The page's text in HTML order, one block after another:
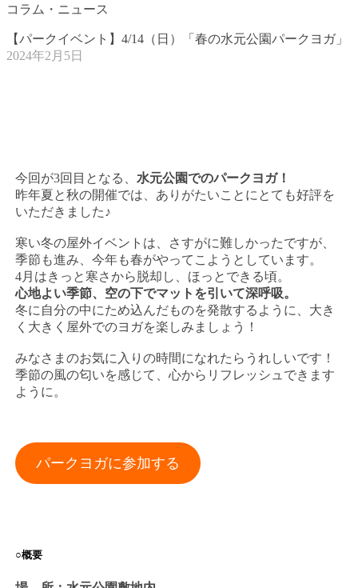
コラム・ニュース
【パークイベント】4/14（日）「春の水元公園パークヨガ」
2024年2月5日
今回が3回目となる、 水元公園でのパークヨガ！
昨年夏と秋の開催では、ありがたいことにとても好評を
いただきました♪
寒い冬の屋外イベントは、さすがに難しかったですが、
季節も進み、今年も春がやってこようとしています。
4月はきっと寒さから脱却し、ほっとできる頃。
心地よい季節、空の下でマットを引いて深呼吸。
冬に自分の中にため込んだものを発散するように、大き
く大きく屋外でのヨガを楽しみましょう！
みなさまのお気に入りの時間になれたらうれしいです！
季節の風の匂いを感じて、心からリフレッシュできます
ように。
パークヨガに参加する
○概要